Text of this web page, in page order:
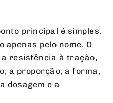
principal é simples.
apenas pelo nome. O
resistência à tração,
a proporção, a forma,
dosagem e a